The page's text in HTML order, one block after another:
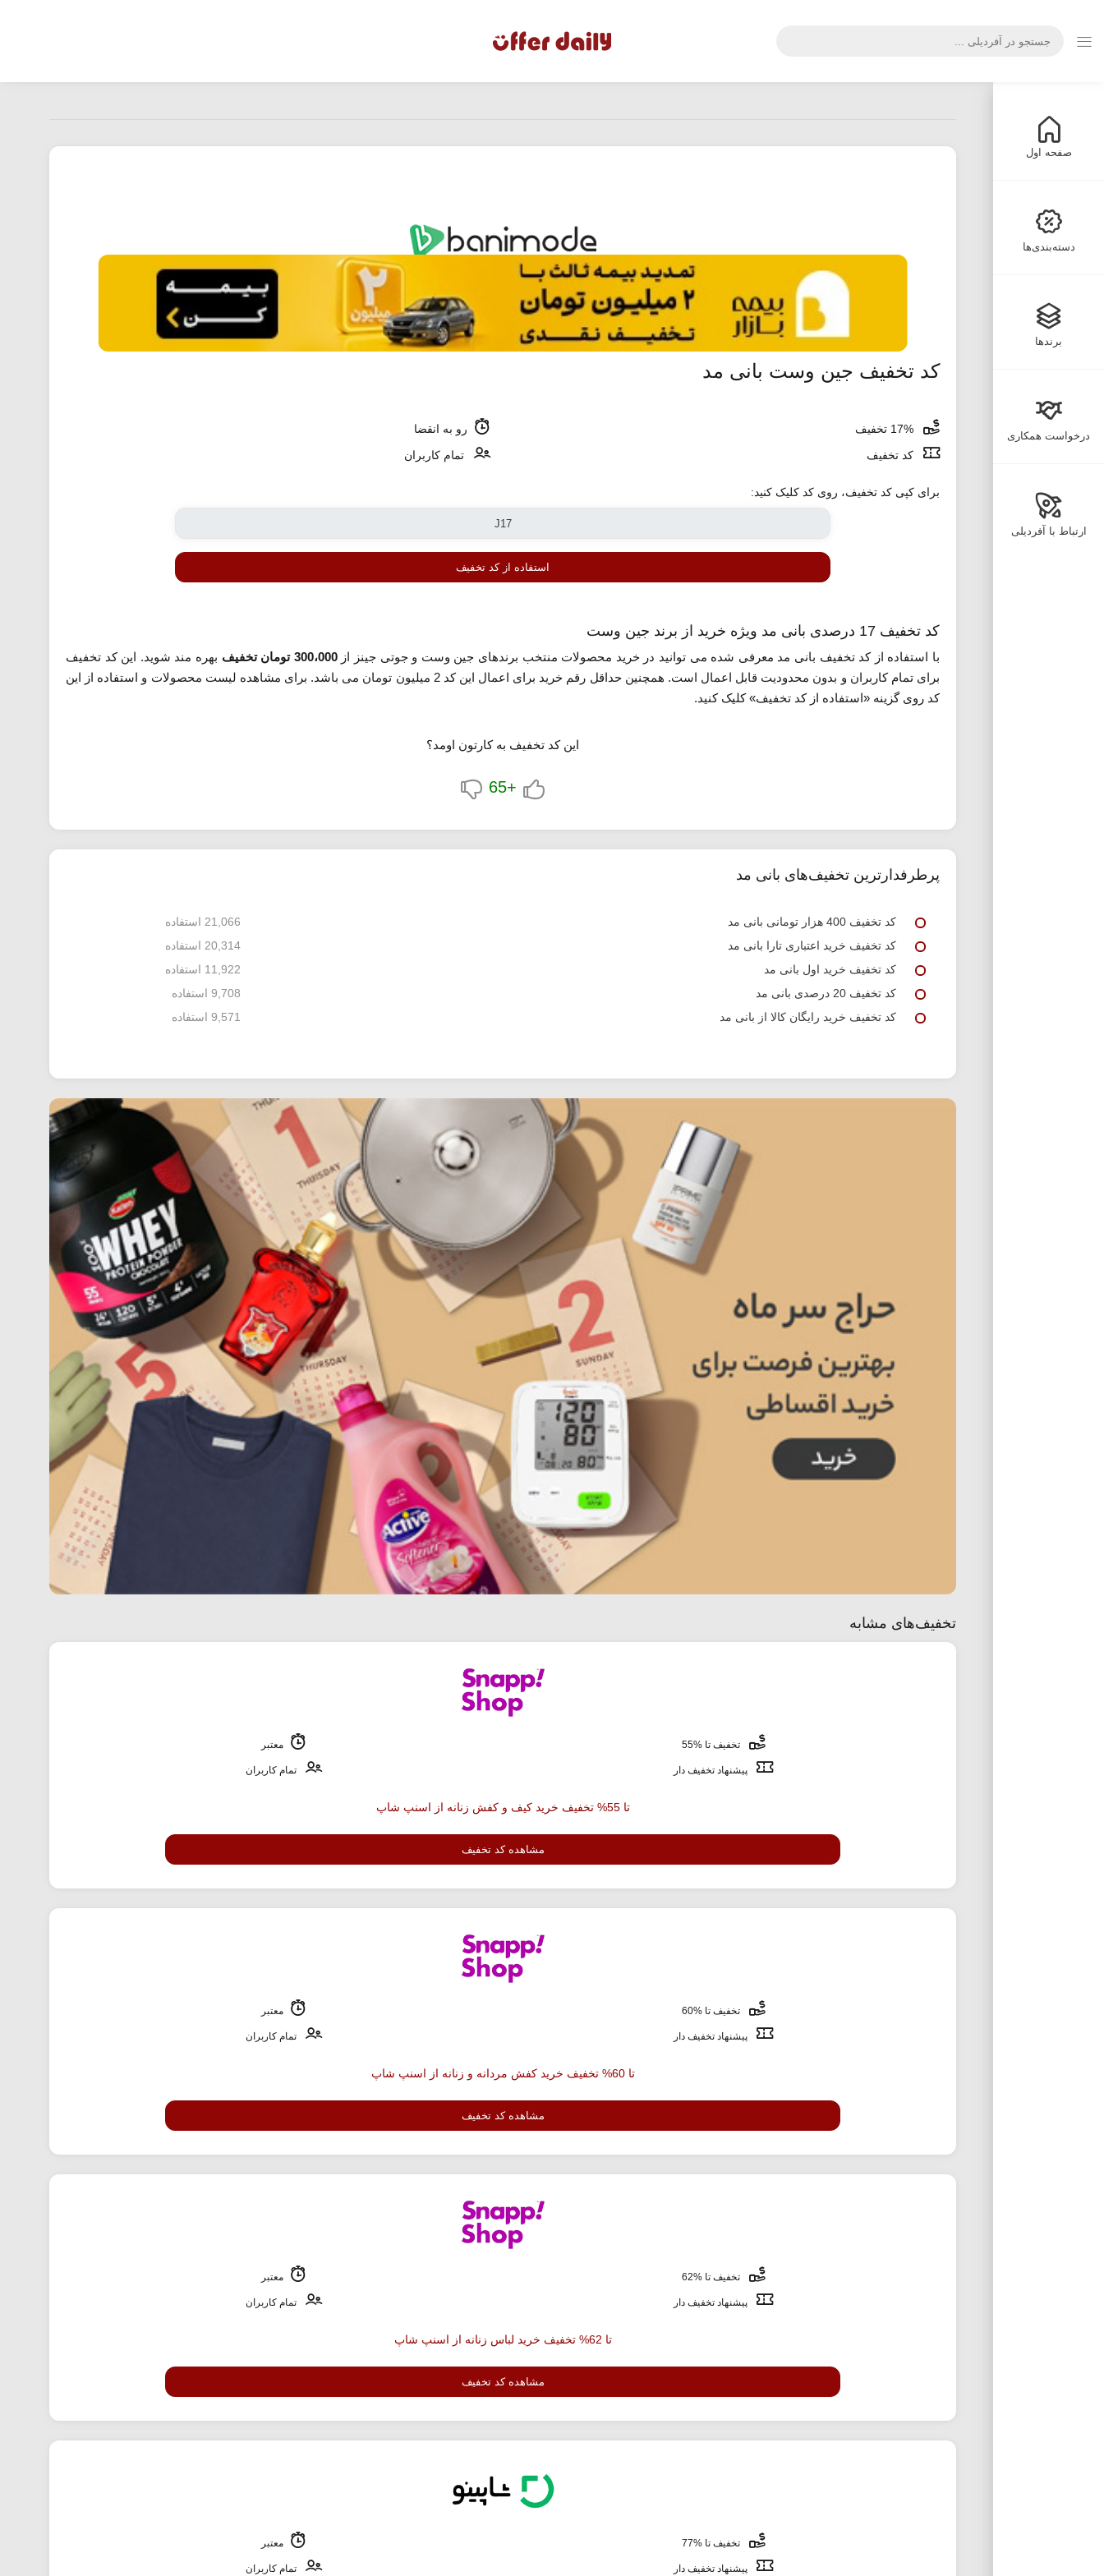
صفحه اول
دسته‌بندی‌ها
برندها
درخواست همکاری
ارتباط با آفردیلی
کد تخفیف جین وست بانی مد
رو به انقضا
کد تخفیف
تمام کاربران
برای کپی کد تخفیف، روی کد کلیک کنید:
استفاده از کد تخفیف
کد تخفیف 17 درصدی بانی مد ویژه خرید از برند جین وست
با استفاده از کد تخفیف بانی مد معرفی شده می توانید در خرید محصولات منتخب برندهای جین وست و جوتی جینز از300،000 تومان تخفیف
بهره مند شوید. این کد تخفیف
برای تمام کاربران و بدون محدودیت قابل اعمال است. همچنین حداقل رقم خرید برای اعمال این کد 2 میلیون تومان می باشد. برای مشاهده لیست محصولات و استفاده از این
کد روی گزینه «استفاده از کد تخفیف» کلیک کنید.
این کد تخفیف به کارتون اومد؟
+65
پرطرفدارترین تخفیف‌های بانی مد
کد تخفیف 400 هزار تومانی بانی مد
21,066 استفاده
کد تخفیف خرید اعتباری تارا بانی مد
20,314 استفاده
کد تخفیف خرید اول بانی مد
11,922 استفاده
کد تخفیف 20 درصدی بانی مد
9,708 استفاده
کد تخفیف خرید رایگان کالا از بانی مد
9,571 استفاده
تخفیف‌های مشابه
تخفیف تا %55 معتبر
پیشنهاد تخفیف دار تمام کاربران
تا 55% تخفیف خرید کیف و کفش زنانه از اسنپ شاپ
مشاهده کد تخفیف
تخفیف تا %60 معتبر
پیشنهاد تخفیف دار تمام کاربران
تا 60% تخفیف خرید کفش مردانه و زنانه از اسنپ شاپ
مشاهده کد تخفیف
تخفیف تا %62 معتبر
پیشنهاد تخفیف دار تمام کاربران
تا 62% تخفیف خرید لباس زنانه از اسنپ شاپ
مشاهده کد تخفیف
تخفیف تا %77 معتبر
پیشنهاد تخفیف دار تمام کاربران